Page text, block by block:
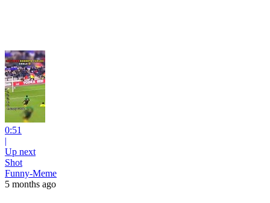
0:51
|
Up next
Shot
Funny-Meme
5 months ago